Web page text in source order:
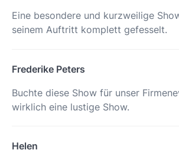
Eine besondere und kurzweilige
seinem Auftritt komplett gefesselt.
Frederike Peters
Buchte diese Show für unser
wirklich eine lustige Show.
Helen